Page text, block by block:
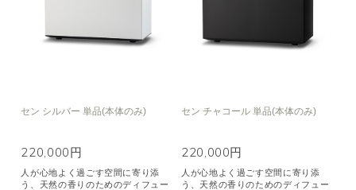
セン シルバー 単品(本体のみ)
220,000円
人が心地よく過ごす空間に寄り添
う、天然の香りのためのディフュー
セン チャコール 単品(本体のみ)
220,000円
人が心地よく過ごす空間に寄り添
う、天然の香りのためのディフュー